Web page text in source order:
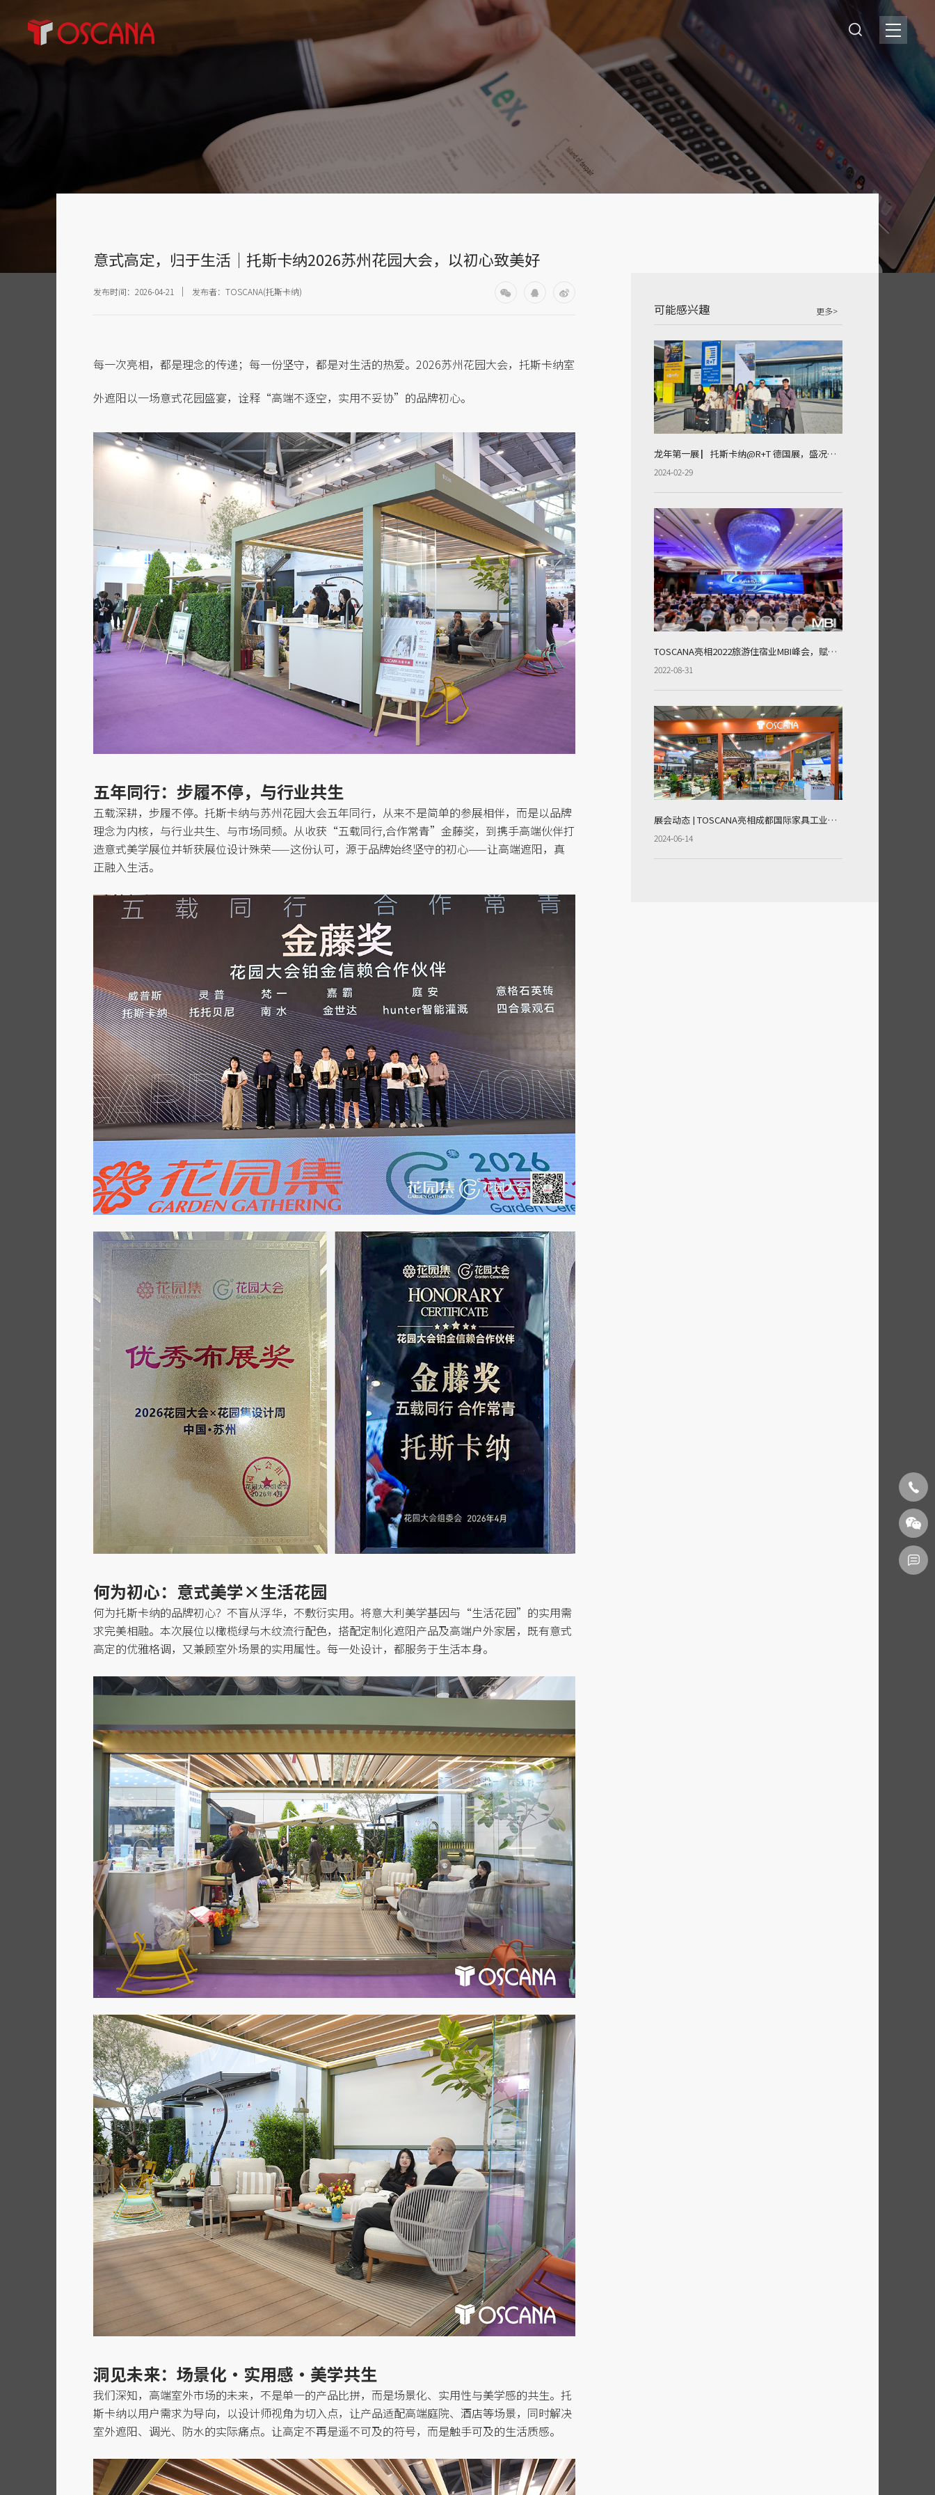
意式高定，归于生活｜托斯卡纳2026苏州花园大会，以初心致美好
发布时间：2026-04-21 发布者：TOSCANA(托斯卡纳)
每一次亮相，都是理念的传递；每一份坚守，都是对生活的热爱。2026苏州花园大会，托斯卡纳室
外遮阳以一场意式花园盛宴，诠释“高端不逐空，实用不妥协”的品牌初心。
五年同行：步履不停，与行业共生
五载深耕，步履不停。托斯卡纳与苏州花园大会五年同行，从来不是简单的参展相伴，而是以品牌
理念为内核，与行业共生、与市场同频。从收获 “五载同行,合作常青”金藤奖，到携手高端伙伴打
造意式美学展位并斩获展位设计殊荣——这份认可，源于品牌始终坚守的初心——让高端遮阳，真
正融入生活。
何为初心：意式美学×生活花园
何为托斯卡纳的品牌初心？不盲从浮华，不敷衍实用。将意大利美学基因与 “生活花园”的实用需
求完美相融。本次展位以橄榄绿与木纹流行配色，搭配定制化遮阳产品及高端户外家居，既有意式
高定的优雅格调，又兼顾室外场景的实用属性。每一处设计，都服务于生活本身。
洞见未来：场景化 ·实用感·美学共生
我们深知，高端室外市场的未来，不是单一的产品比拼，而是场景化、实用性与美学感的共生。托
斯卡纳以用户需求为导向，以设计师视角为切入点，让产品适配高端庭院、酒店等场景，同时解决
室外遮阳、调光、防水的实际痛点。让高定不再是遥不可及的符号，而是触手可及的生活质感。
可能感兴趣 更多>
龙年第一展 ▏托斯卡纳@R+T 德国展，盛况回顾
2024-02-29
TOSCANA亮相2022旅游住宿业MBI峰会，赋能酒店民宿打造高品质室外空间
2022-08-31
展会动态 | TOSCANA亮相成都国际家具工业展览会，赋能室外家居生活
2024-06-14